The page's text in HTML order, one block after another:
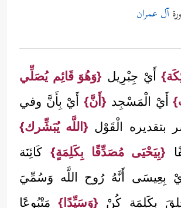
آل عمران
أَيْ جِبْرِيل {وَهُوَ قَائِم يُصَلِّي
أَيْ الْمَسْجِد {أَنَّ}أَيْ بِأَنَّ وفي
بتقديره الْقَوْل {اللَّه يُبَشِّرك}
{بِيَحْيَى مُصَدِّقًا بِكَلِمَةٍ} كَائِنَة
بِعِيسَى أَنَّهُ رُوح اللَّه وَسُمِّيَ
بِكَلِمَةِ كُنْ {وَسَيِّدًا}مَتْبُوعًا